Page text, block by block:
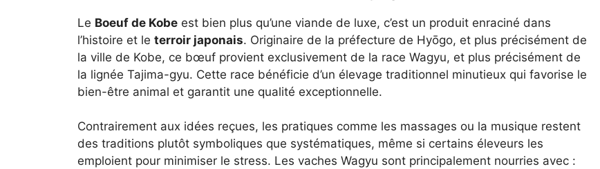
Le Boeuf de Kobe est bien plus qu’une viande de luxe, c’est un produit enraciné dans
l’histoire et le terroir japonais. Originaire de la préfecture de Hyōgo, et plus précisément de
la ville de Kobe, ce bœuf provient exclusivement de la race Wagyu, et plus précisément de
la lignée Tajima-gyu. Cette race bénéficie d’un élevage traditionnel minutieux qui favorise le
bien-être animal et garantit une qualité exceptionnelle.
Contrairement aux idées reçues, les pratiques comme les massages ou la musique restent
des traditions plutôt symboliques que systématiques, même si certains éleveurs les
emploient pour minimiser le stress. Les vaches Wagyu sont principalement nourries avec :